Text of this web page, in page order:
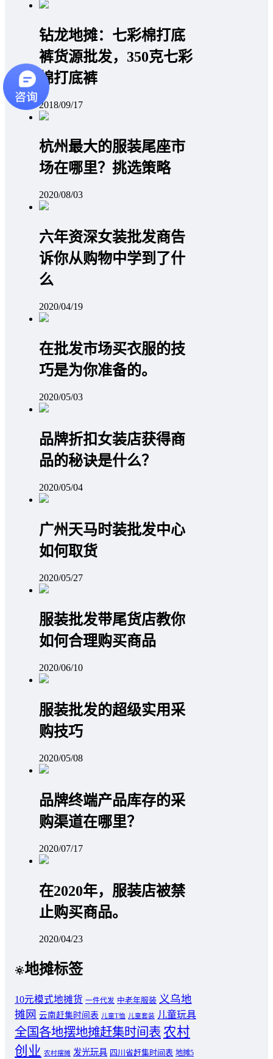
钻龙地摊：七彩棉打底
裤货源批发，350克七彩
棉打底裤
2018/09/17
杭州最大的服装尾座市
场在哪里？挑选策略
2020/08/03
六年资深女装批发商告
诉你从购物中学到了什
么
2020/04/19
在批发市场买衣服的技
巧是为你准备的。
2020/05/03
品牌折扣女装店获得商
品的秘诀是什么？
2020/05/04
广州天马时装批发中心
如何取货
2020/05/27
服装批发带尾货店教你
如何合理购买商品
2020/06/10
服装批发的超级实用采
购技巧
2020/05/08
品牌终端产品库存的采
购渠道在哪里？
2020/07/17
在2020年，服装店被禁
止购买商品。
2020/04/23
地摊标签
10元模式地摊货 一件代发 中老年服装 义乌地
摊网 云南赶集时间表 儿童T恤 儿童套装 儿童玩具
全国各地摆地摊赶集时间表 农村
创业 农村摆摊 发光玩具 四川省赶集时间表 地摊5